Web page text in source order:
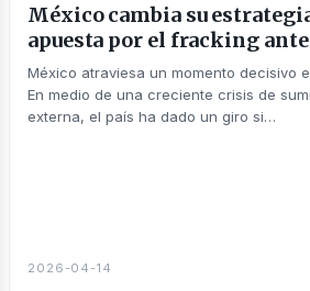
México cambia su
apuesta por el fracking
México atraviesa un momento decisivo
En medio de una creciente crisis de
externa, el país ha dado un giro si…
2026-04-14